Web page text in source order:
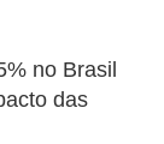
no Brasil
das